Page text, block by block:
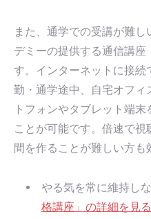
また、通学での受講が難
デミーの提供する通信講
す。インターネットに接続
勤・通学途中、自宅オフ
トフォンやタブレット端
ことが可能です。倍速で
間を作ることが難しい方も
やる気を常に維持し
格講座」の詳細を見る